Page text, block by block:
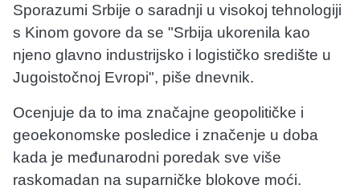
Sporazumi Srbije o saradnji u visokoj tehnologiji
s Kinom govore da se "Srbija ukorenila kao
njeno glavno industrijsko i logističko središte u
Jugoistočnoj Evropi", piše dnevnik.
Ocenjuje da to ima značajne geopolitičke i
geoekonomske posledice i značenje u doba
kada je međunarodni poredak sve više
raskomadan na suparničke blokove moći.